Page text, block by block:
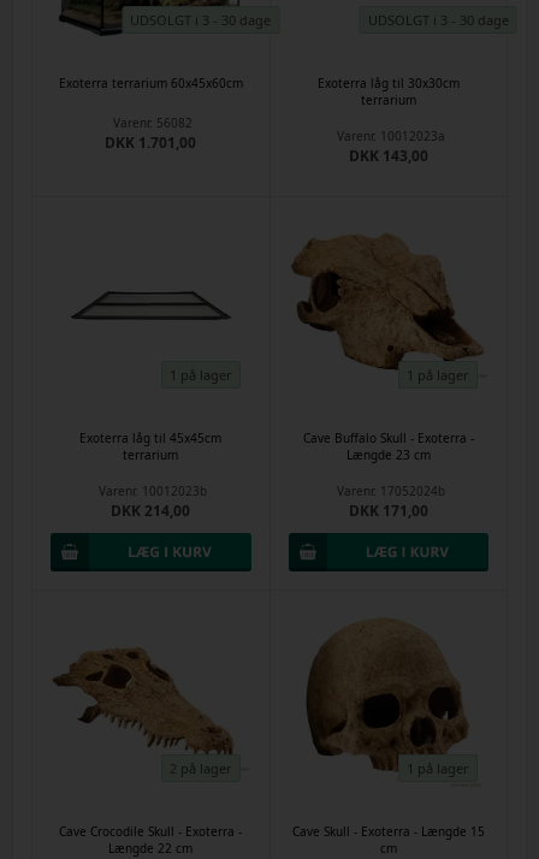
UDSOLGT i 3 - 30 dage
Exoterra terrarium 60x45x60cm
Varenr. 56082
DKK 1.701,00
UDSOLGT i 3 - 30 dage
Exoterra låg til 30x30cm
terrarium
Varenr. 10012023a
DKK 143,00
1 på lager
Exoterra låg til 45x45cm
terrarium
Varenr. 10012023b
DKK 214,00
1 på lager
Cave Buffalo Skull - Exoterra -
Længde 23 cm
Varenr. 17052024b
DKK 171,00
2 på lager
Cave Crocodile Skull - Exoterra -
Længde 22 cm
1 på lager
Cave Skull - Exoterra - Længde 15
cm